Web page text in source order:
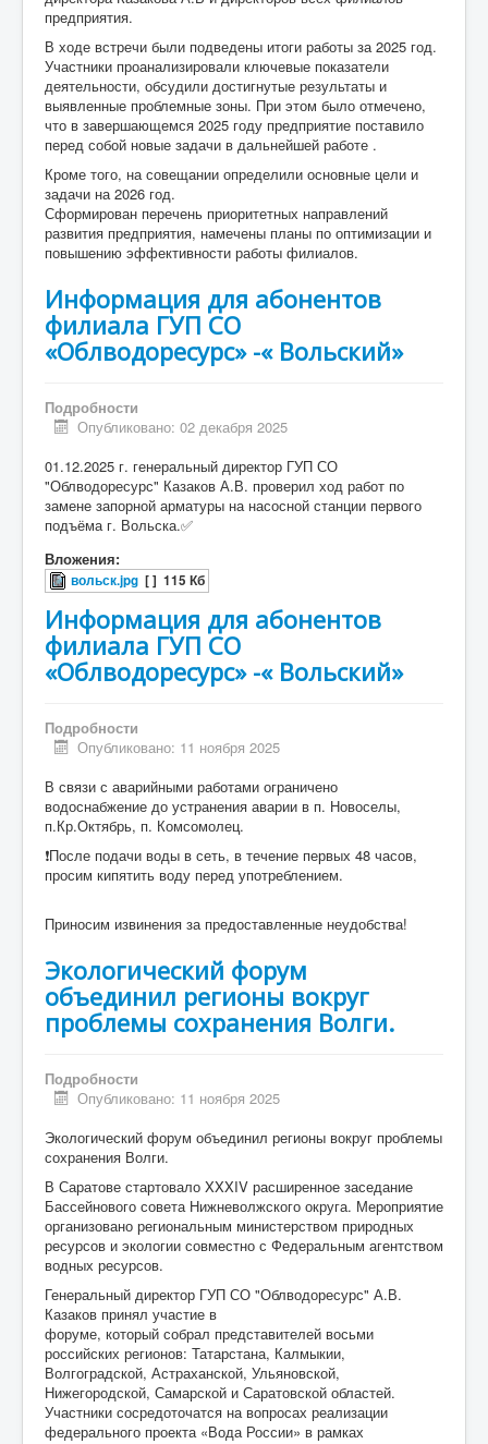
предприятия.
В ходе встречи были подведены итоги работы за 2025 год.
Участники проанализировали ключевые показатели
деятельности, обсудили достигнутые результаты и
выявленные проблемные зоны. При этом было отмечено,
что в завершающемся 2025 году предприятие поставило
перед собой новые задачи в дальнейшей работе .
Кроме того, на совещании определили основные цели и
задачи на 2026 год.
Сформирован перечень приоритетных направлений
развития предприятия, намечены планы по оптимизации и
повышению эффективности работы филиалов.
Информация для абонентов
филиала ГУП СО
«Облводоресурс» -« Вольский»
Подробности
Опубликовано: 02 декабря 2025
01.12.2025 г. генеральный директор ГУП СО
"Облводоресурс" Казаков А.В. проверил ход работ по
замене запорной арматуры на насосной станции первого
подъёма г. Вольска.✅
Вложения:
вольск.jpg [ ] 115 Кб
Информация для абонентов
филиала ГУП СО
«Облводоресурс» -« Вольский»
Подробности
Опубликовано: 11 ноября 2025
В связи с аварийными работами ограничено
водоснабжение до устранения аварии в п. Новоселы,
п.Кр.Октябрь, п. Комсомолец.
❗️После подачи воды в сеть, в течение первых 48 часов,
просим кипятить воду перед употреблением.
Приносим извинения за предоставленные неудобства!
Экологический форум
объединил регионы вокруг
проблемы сохранения Волги.
Подробности
Опубликовано: 11 ноября 2025
Экологический форум объединил регионы вокруг проблемы
сохранения Волги.
В Саратове стартовало XXXIV расширенное заседание
Бассейнового совета Нижневолжского округа. Мероприятие
организовано региональным министерством природных
ресурсов и экологии совместно с Федеральным агентством
водных ресурсов.
Генеральный директор ГУП СО "Облводоресурс" А.В.
Казаков принял участие в
форуме, который собрал представителей восьми
российских регионов: Татарстана, Калмыкии,
Волгоградской, Астраханской, Ульяновской,
Нижегородской, Самарской и Саратовской областей.
Участники сосредоточатся на вопросах реализации
федерального проекта «Вода России» в рамках